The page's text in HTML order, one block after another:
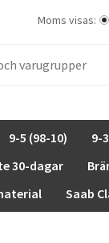
Moms visas:
9-5 (98-10) 9-
30-dagar
Saab